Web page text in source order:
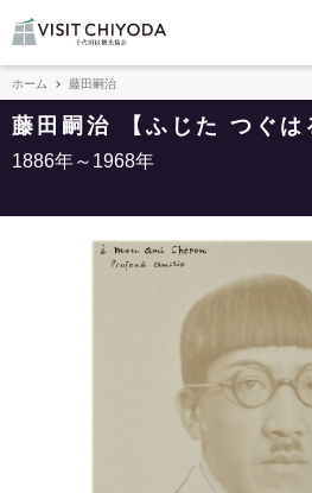
ホーム 藤田嗣治
藤田嗣治 【ふじた つぐは
1886年～1968年